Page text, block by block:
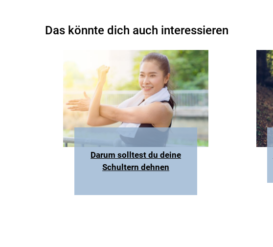
Das könnte dich auch interessieren
Darum solltest du deine
Schultern dehnen